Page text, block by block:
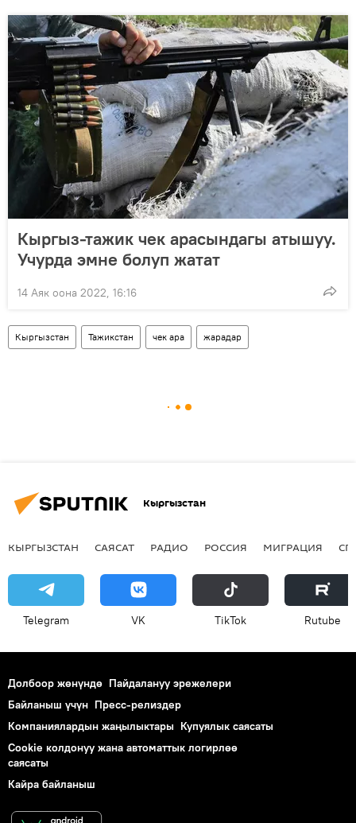
Кыргыз-тажик чек арасындагы атышуу.
Учурда эмне болуп жатат
14 Аяк оона 2022, 16:16
Кыргызстан Тажикстан чек ара жарадар
Кыргызстан
КЫРГЫЗСТАН САЯСАТ РАДИО РОССИЯ МИГРАЦИЯ
Telegram VK ТikТоk Rutube
Долбоор жөнүндө Пайдалануу эрежелери
Байланыш үчүн Пресс-релиздер
Компаниялардын жаңылыктары Купуялык саясаты
Cookie колдонуу жана автоматтык логирлөө
саясаты
Кайра байланыш